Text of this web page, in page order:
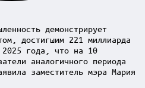
демонстрирует
достигшим 221 миллиарда
2025 года, что на 10
аналогичного периода
заместитель мэра Мария